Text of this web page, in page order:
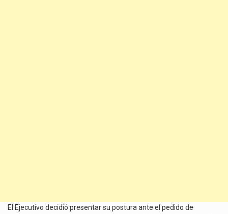
El Ejecutivo decidió presentar su postura ante el pedido de